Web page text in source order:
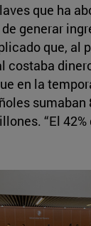
que ha
generar
que, al
costaba
en la
“El